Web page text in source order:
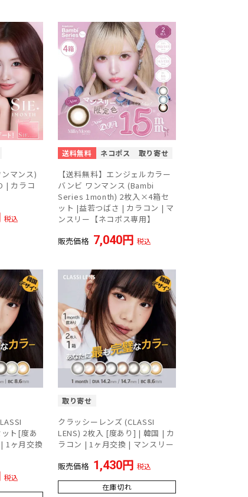
マンス)
| カラコ
税込
送料無料 ネコポス 取り寄せ
【送料無料】エンジェルカラー
バンビ ワンマンス (Bambi
Series 1month) 2枚入×4箱セ
ット |益若つばさ | カラコン | マ
ンスリー【ネコポス専用】
販売価格 7,040 税込
ト[度あ
1ヶ月交換
税込
取り寄せ
クラッシーレンズ (CLASSI
LENS) 2枚入 [度あり] | 韓国 | カ
ラコン | 1ヶ月交換 | マンスリー
販売価格 1,430 税込
在庫切れ